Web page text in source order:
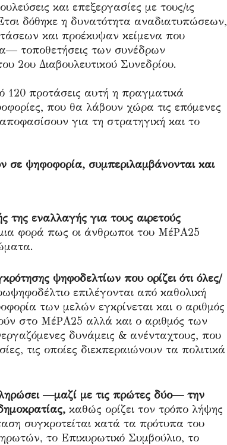
και επεξεργασίες με τους/ις
δόθηκε η δυνατότητα αναδιατυπώσεων,
και προέκυψαν κείμενα που
τοποθετήσεις των συνέδρων
2ου Διαβουλευτικού Συνεδρίου.
προτάσεις αυτή η πραγματικά
που θα λάβουν χώρα τις επόμενες
για τη στρατηγική και το
σε ψηφοφορία, συμπεριλαμβάνονται και
της εναλλαγής για τους αιρετούς
φορά πως οι άνθρωποι του ΜέΡΑ25
ψηφοδελτίων που ορίζει ότι όλες/
επιλέγονται από καθολική
των μελών εγκρίνεται και ο αριθμός
στο ΜέΡΑ25 αλλά και ο αριθμός των
δυνάμεις & ανένταχτους, που
τις οποίες διεκπεραιώνουν τα πολιτικά
—μαζί με τις πρώτες δύο— την
καθώς ορίζει τον τρόπο λήψης
συγκροτείται κατά τα πρότυπα του
το Επικυρωτικό Συμβούλιο, το